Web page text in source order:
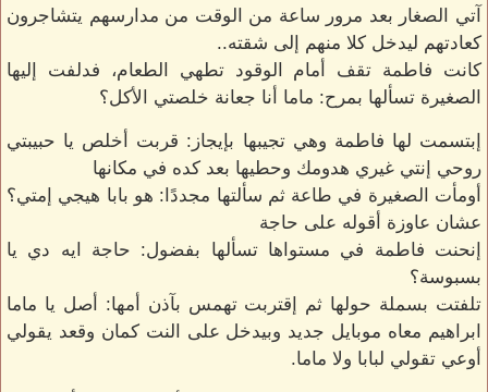
آتي الصغار بعد مرور ساعة من الوقت من مدارسهم يتشاجرون
كعادتهم ليدخل كلا منهم إلى شقته..
كانت فاطمة تقف أمام الوقود تطهي الطعام، فدلفت إليها
الصغيرة تسألها بمرح: ماما أنا جعانة خلصتي الأكل؟
إبتسمت لها فاطمة وهي تجيبها بإيجاز: قربت أخلص يا حبيبتي
روحي إنتي غيري هدومك وحطيها بعد كده في مكانها
أومأت الصغيرة في طاعة ثم سألتها مجددًا: هو بابا هيجي إمتي؟
عشان عاوزة أقوله على حاجة
إنحنت فاطمة في مستواها تسألها بفضول: حاجة ايه دي يا
بسبوسة؟
تلفتت بسملة حولها ثم إقتربت تهمس بآذن أمها: أصل يا ماما
ابراهيم معاه موبايل جديد وبيدخل على النت كمان وقعد يقولي
أوعي تقولي لبابا ولا ماما.